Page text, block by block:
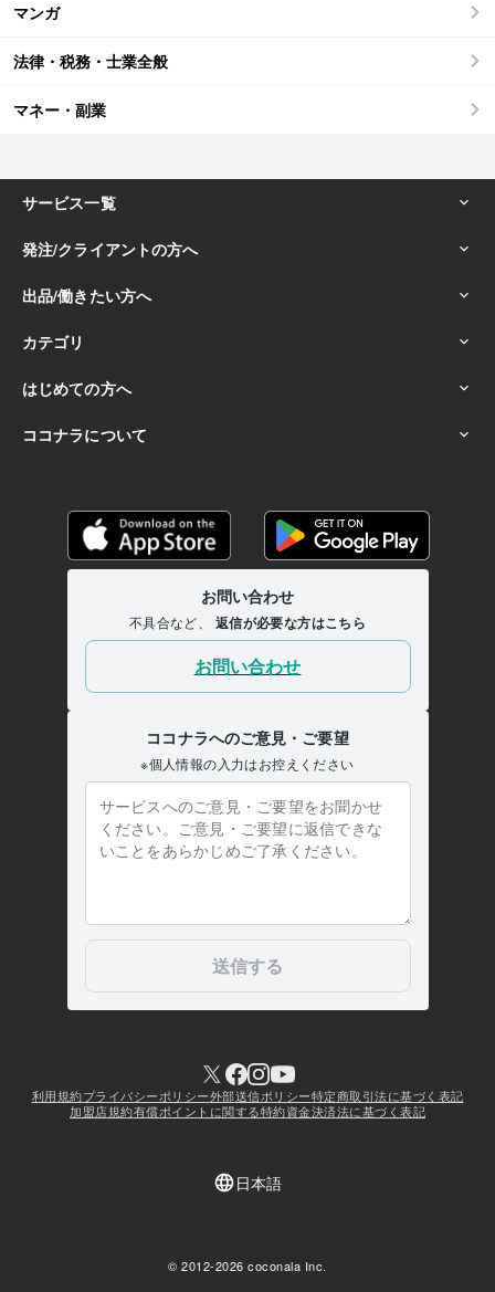
マンガ
法律・税務・士業全般
マネー・副業